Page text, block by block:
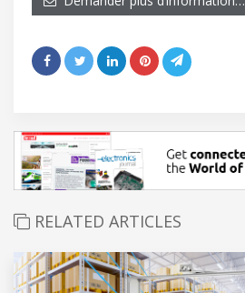
RELATED ARTICLES